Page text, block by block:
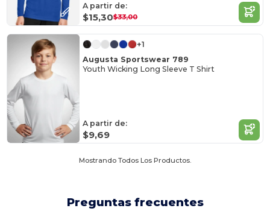
A partir de:
$15,30$33,00
+1
Augusta Sportswear 789
Youth Wicking Long Sleeve T Shirt
A partir de:
$9,69
Mostrando Todos Los Productos.
Preguntas frecuentes